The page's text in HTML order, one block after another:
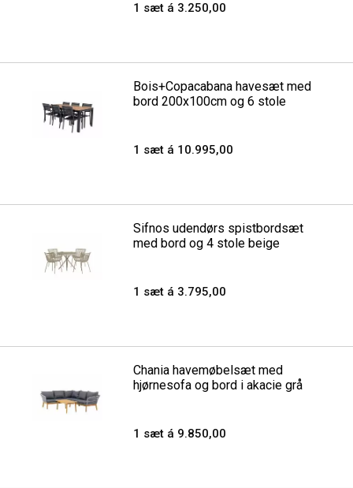
1 sæt á 3.250,00
Bois+Copacabana havesæt med
bord 200x100cm og 6 stole
1 sæt á 10.995,00
Sifnos udendørs spistbordsæt
med bord og 4 stole beige
1 sæt á 3.795,00
Chania havemøbelsæt med
hjørnesofa og bord i akacie grå
1 sæt á 9.850,00